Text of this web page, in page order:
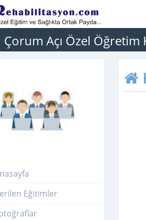
Çorum Açı Özel Öğretim
Eğitimler